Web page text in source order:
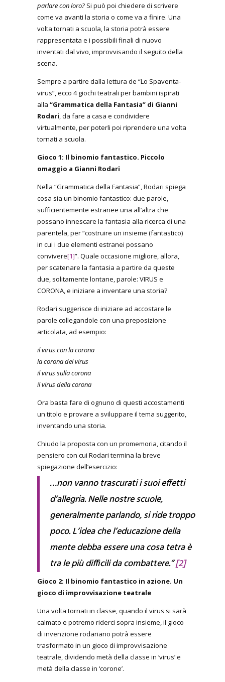
parlare con loro? Si può poi chiedere di scrivere
come va avanti la storia o come va a finire. Una
volta tornati a scuola, la storia potrà essere
rappresentata e i possibili finali di nuovo
inventati dal vivo, improvvisando il seguito della
scena.
Sempre a partire dalla lettura de “Lo Spaventa-
virus”, ecco 4 giochi teatrali per bambini ispirati
alla “Grammatica della Fantasia” di Gianni
Rodari, da fare a casa e condividere
virtualmente, per poterli poi riprendere una volta
tornati a scuola.
Gioco 1: Il binomio fantastico. Piccolo
omaggio a Gianni Rodari
Nella “Grammatica della Fantasia”, Rodari spiega
cosa sia un binomio fantastico: due parole,
sufficientemente estranee una all’altra che
possano innescare la fantasia alla ricerca di una
parentela, per “costruire un insieme (fantastico)
in cui i due elementi estranei possano
convivere[1]”. Quale occasione migliore, allora,
per scatenare la fantasia a partire da queste
due, solitamente lontane, parole: VIRUS e
CORONA, e iniziare a inventare una storia?
Rodari suggerisce di iniziare ad accostare le
parole collegandole con una preposizione
articolata, ad esempio:
il virus con la corona
la corona del virus
il virus sulla corona
il virus della corona
Ora basta fare di ognuno di questi accostamenti
un titolo e provare a sviluppare il tema suggerito,
inventando una storia.
Chiudo la proposta con un promemoria, citando il
pensiero con cui Rodari termina la breve
spiegazione dell’esercizio:
…non vanno trascurati i suoi effetti
d’allegria. Nelle nostre scuole,
generalmente parlando, si ride troppo
poco. L’idea che l’educazione della
mente debba essere una cosa tetra è
tra le più difficili da combattere.”[2]
Gioco 2: Il binomio fantastico in azione. Un
gioco di improvvisazione teatrale
Una volta tornati in classe, quando il virus si sarà
calmato e potremo riderci sopra insieme, il gioco
di invenzione rodariano potrà essere
trasformato in un gioco di improvvisazione
teatrale, dividendo metà della classe in ‘virus’ e
metà della classe in ‘corone’.